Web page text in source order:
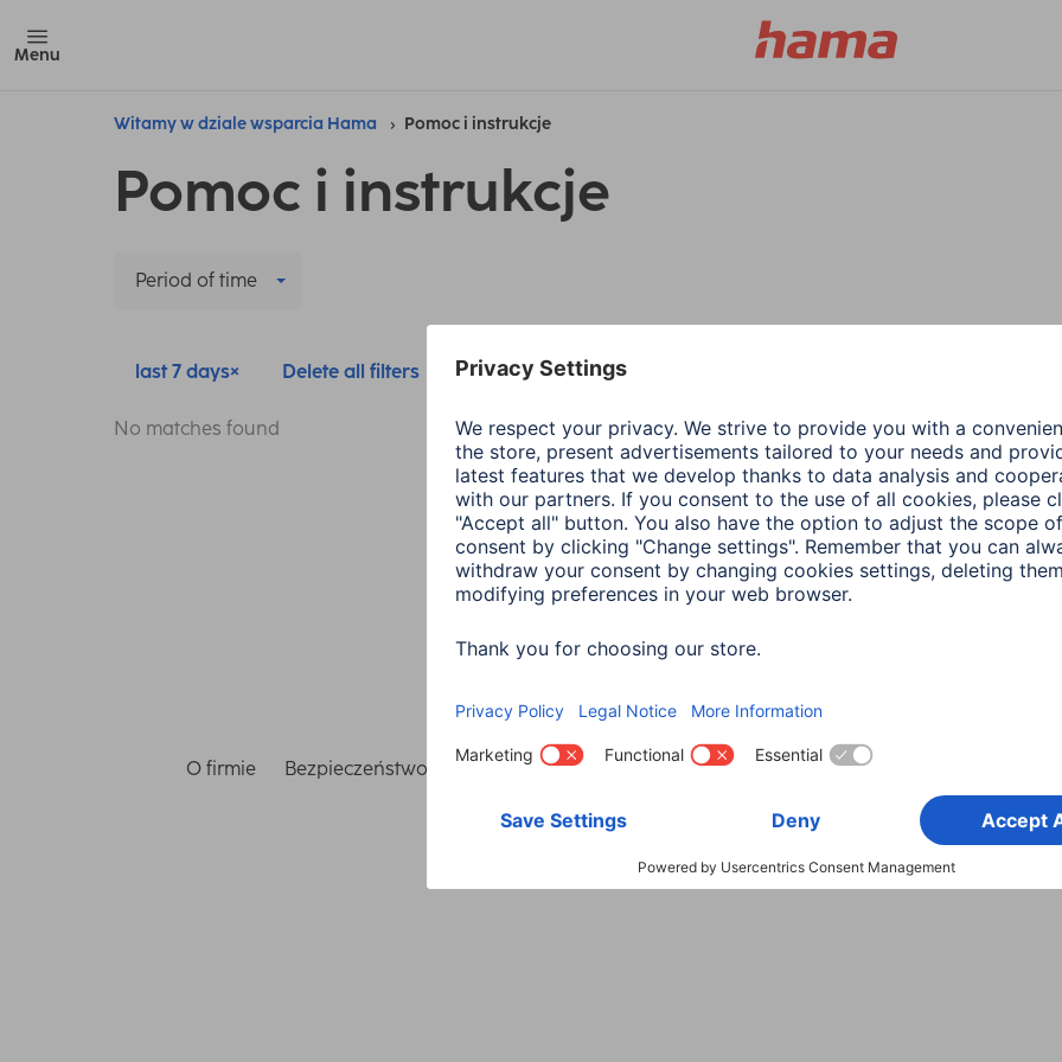
Menu
Witamy w dziale wsparcia Hama Pomoc i instrukcje
Pomoc i instrukcje
Period of time
last 7 days Delete all filters
No matches found
Wybierz kraj
O firmie Bezpieczeństwo i ochrona danych Warunki gwarancji Deklaracje zgodności